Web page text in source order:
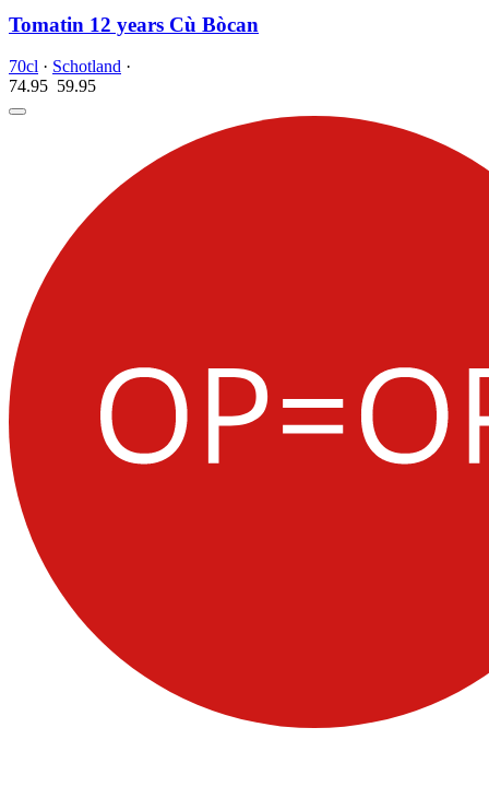
Tomatin 12 years Cù Bòcan
70cl · Schotland ·
74.95 59.95